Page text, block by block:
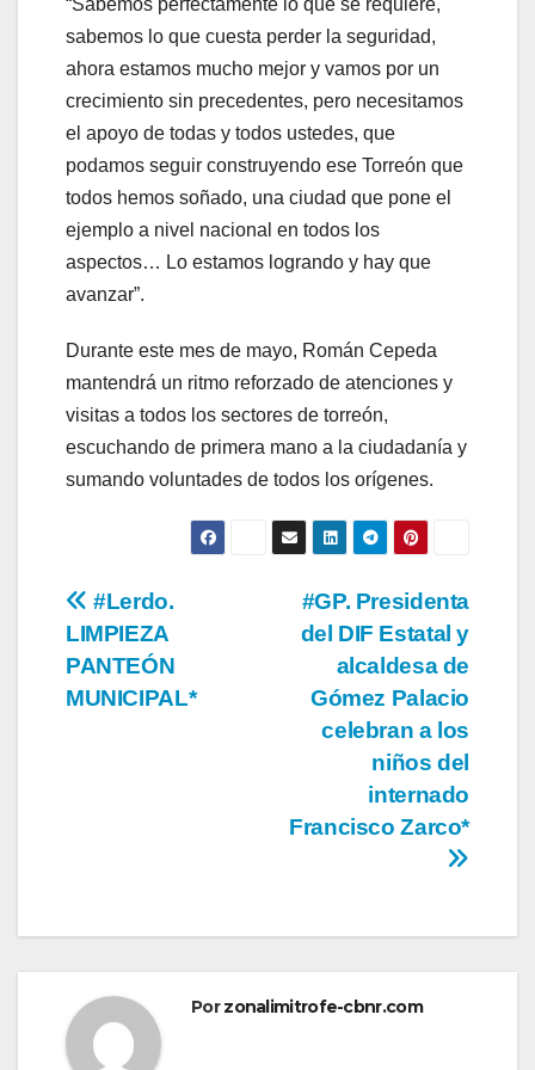
“Sabemos perfectamente lo que se requiere,
sabemos lo que cuesta perder la seguridad,
ahora estamos mucho mejor y vamos por un
crecimiento sin precedentes, pero necesitamos
el apoyo de todas y todos ustedes, que
podamos seguir construyendo ese Torreón que
todos hemos soñado, una ciudad que pone el
ejemplo a nivel nacional en todos los
aspectos… Lo estamos logrando y hay que
avanzar”.
Durante este mes de mayo, Román Cepeda
mantendrá un ritmo reforzado de atenciones y
visitas a todos los sectores de torreón,
escuchando de primera mano a la ciudadanía y
sumando voluntades de todos los orígenes.
Navegación
de
entradas
#GP. Presidenta
del DIF Estatal y
alcaldesa de
Gómez Palacio
celebran a los
niños del
internado
Francisco Zarco*
#Lerdo.
LIMPIEZA
PANTEÓN
MUNICIPAL*
Porzonalimitrofe-cbnr.com